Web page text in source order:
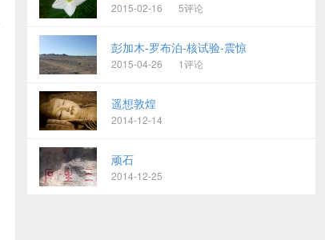
2015-02-16 5评论
彭加木-罗布泊-核试验-震惊
2015-04-26 1评论
遥想敦煌
2014-12-14
顽石
2014-12-25